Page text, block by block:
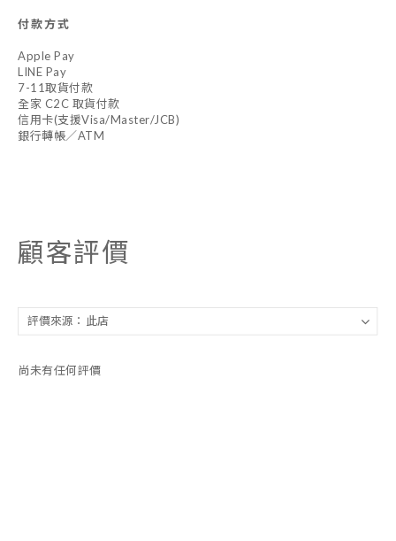
付款方式
Apple Pay
LINE Pay
7-11取貨付款
全家 C2C 取貨付款
信用卡(支援Visa/Master/JCB)
銀行轉帳／ATM
顧客評價
尚未有任何評價